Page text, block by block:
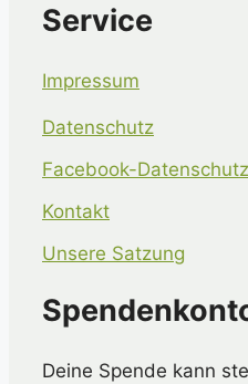
Service
Impressum
Datenschutz
Facebook-Datenschutz
Kontakt
Unsere Satzung
Deine Spende kann